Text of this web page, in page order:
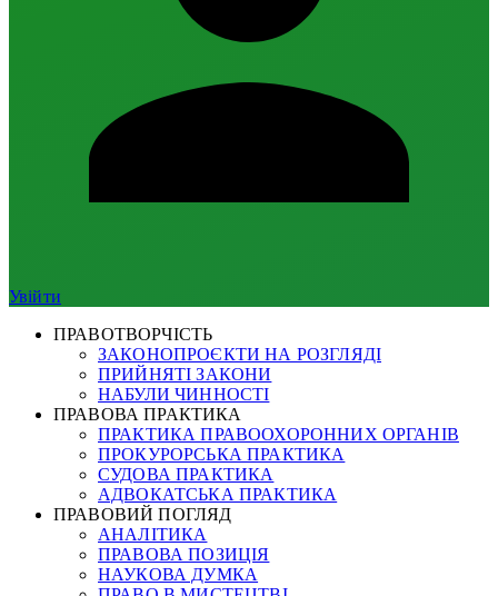
Увійти
ПРАВОТВОРЧІСТЬ
ЗАКОНОПРОЄКТИ НА РОЗГЛЯДІ
ПРИЙНЯТІ ЗАКОНИ
НАБУЛИ ЧИННОСТІ
ПРАВОВА ПРАКТИКА
ПРАКТИКА ПРАВООХОРОННИХ ОРГАНІВ
ПРОКУРОРСЬКА ПРАКТИКА
СУДОВА ПРАКТИКА
АДВОКАТСЬКА ПРАКТИКА
ПРАВОВИЙ ПОГЛЯД
АНАЛІТИКА
ПРАВОВА ПОЗИЦІЯ
НАУКОВА ДУМКА